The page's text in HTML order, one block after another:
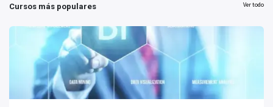
Ver todo
Cursos más populares